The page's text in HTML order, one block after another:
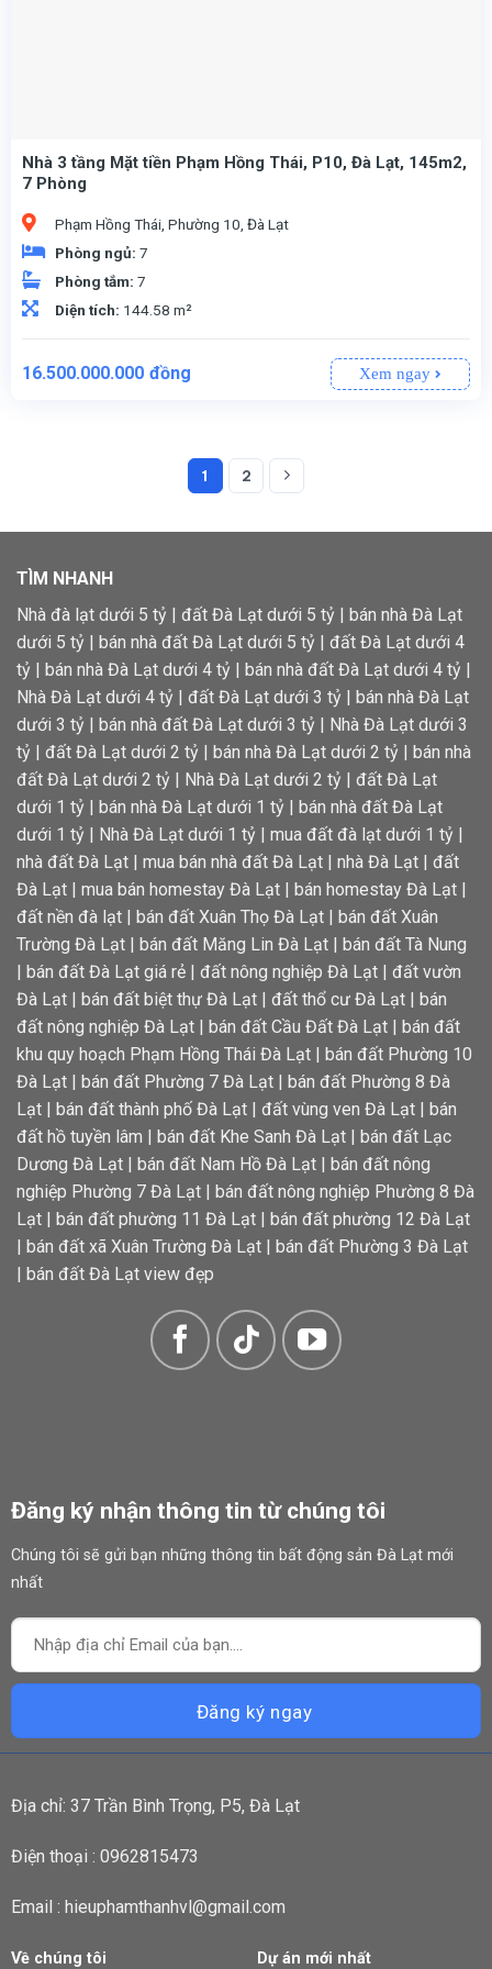
Nhà 3 tầng Mặt tiền Phạm Hồng Thái, P10, Đà Lạt, 145m2,
7 Phòng
Phạm Hồng Thái, Phường 10, Đà Lạt
Phòng ngủ: 7
Phòng tắm: 7
Diện tích: 144.58 m²
Giá
16.500.000.000 đồng
16.500.000.000đồng.
Xem ngay
1 2
TÌM NHANH
Nhà đà lạt dưới 5 tỷ | đất Đà Lạt dưới 5 tỷ | bán nhà Đà Lạt
dưới 5 tỷ | bán nhà đất Đà Lạt dưới 5 tỷ | đất Đà Lạt dưới 4
tỷ | bán nhà Đà Lạt dưới 4 tỷ | bán nhà đất Đà Lạt dưới 4 tỷ |
Nhà Đà Lạt dưới 4 tỷ | đất Đà Lạt dưới 3 tỷ | bán nhà Đà Lạt
dưới 3 tỷ | bán nhà đất Đà Lạt dưới 3 tỷ | Nhà Đà Lạt dưới 3
tỷ | đất Đà Lạt dưới 2 tỷ | bán nhà Đà Lạt dưới 2 tỷ | bán nhà
đất Đà Lạt dưới 2 tỷ | Nhà Đà Lạt dưới 2 tỷ | đất Đà Lạt
dưới 1 tỷ | bán nhà Đà Lạt dưới 1 tỷ | bán nhà đất Đà Lạt
dưới 1 tỷ | Nhà Đà Lạt dưới 1 tỷ | mua đất đà lạt dưới 1 tỷ |
nhà đất Đà Lạt | mua bán nhà đất Đà Lạt | nhà Đà Lạt | đất
Đà Lạt | mua bán homestay Đà Lạt | bán homestay Đà Lạt |
đất nền đà lạt | bán đất Xuân Thọ Đà Lạt | bán đất Xuân
Trường Đà Lạt | bán đất Măng Lin Đà Lạt | bán đất Tà Nung
| bán đất Đà Lạt giá rẻ | đất nông nghiệp Đà Lạt | đất vườn
Đà Lạt | bán đất biệt thự Đà Lạt | đất thổ cư Đà Lạt | bán
đất nông nghiệp Đà Lạt | bán đất Cầu Đất Đà Lạt | bán đất
khu quy hoạch Phạm Hồng Thái Đà Lạt | bán đất Phường 10
Đà Lạt | bán đất Phường 7 Đà Lạt | bán đất Phường 8 Đà
Lạt | bán đất thành phố Đà Lạt | đất vùng ven Đà Lạt | bán
đất hồ tuyền lâm | bán đất Khe Sanh Đà Lạt | bán đất Lạc
Dương Đà Lạt | bán đất Nam Hồ Đà Lạt | bán đất nông
nghiệp Phường 7 Đà Lạt | bán đất nông nghiệp Phường 8 Đà
Lạt | bán đất phường 11 Đà Lạt | bán đất phường 12 Đà Lạt
| bán đất xã Xuân Trường Đà Lạt | bán đất Phường 3 Đà Lạt
| bán đất Đà Lạt view đẹp
Đăng ký nhận thông tin từ chúng tôi
Chúng tôi sẽ gửi bạn những thông tin bất động sản Đà Lạt mới
nhất
Địa chỉ: 37 Trần Bình Trọng, P5, Đà Lạt
Điện thoại : 0962815473
Email : hieuphamthanhvl@gmail.com
Về chúng tôi Dự án mới nhất